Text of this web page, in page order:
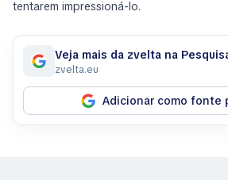
tentarem impressioná-lo.
Veja mais da zvelta na
zvelta.eu
Adicionar como fonte